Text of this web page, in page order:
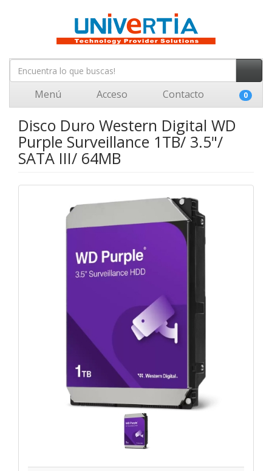
Menú Acceso Contacto 0
Disco Duro Western Digital WD
Purple Surveillance 1TB/ 3.5"/
SATA III/ 64MB